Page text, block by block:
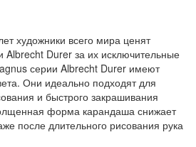
художники всего мира ценят
Albrecht Durer за их исключительные
серии Albrecht Durer имеют
Они идеально подходят для
и быстрого закрашивания
форма карандаша снижает
после длительного рисования рука